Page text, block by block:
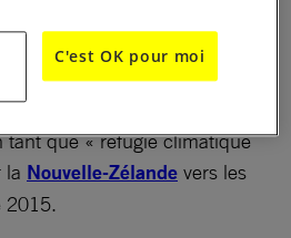
des droits de l’homme
Les autorités néo-
de la demande d’asile
tant que « réfugié climatique
la Nouvelle-Zélande vers les
2015.
C'est OK pour moi